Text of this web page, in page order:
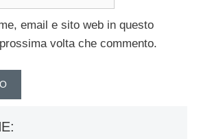
email e sito web in questo
volta che commento.